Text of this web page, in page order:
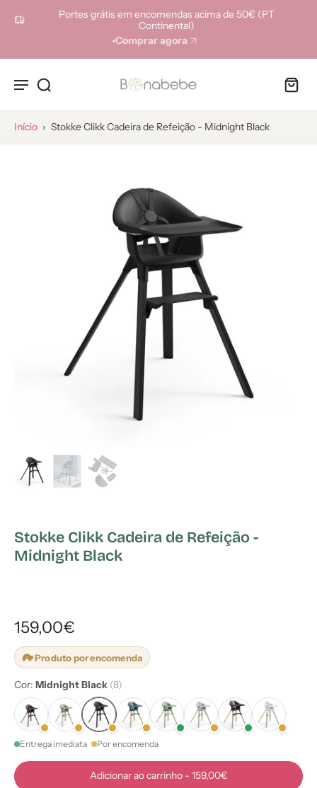
Portes grátis em encomendas acima de 50€ (PT
Continental)
Comprar agora
Início › Stokke Clikk Cadeira de Refeição - Midnight Black
Stokke Clikk Cadeira de Refeição -
Midnight Black
159,00€
Produto por encomenda
Cor: Midnight Black (8)
Entrega imediata Por encomenda
Adicionar ao carrinho - 159,00€